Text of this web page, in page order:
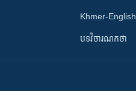
Khmer-English
បទវិចារណកថា